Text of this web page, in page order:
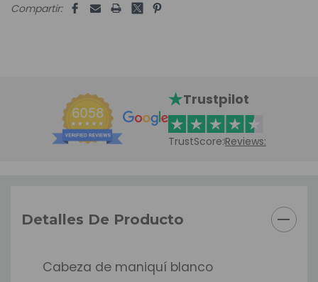
Compartir:
Trustpilot
TrustScore:Reviews:
Detalles De Producto
Cabeza de maniquí blanco